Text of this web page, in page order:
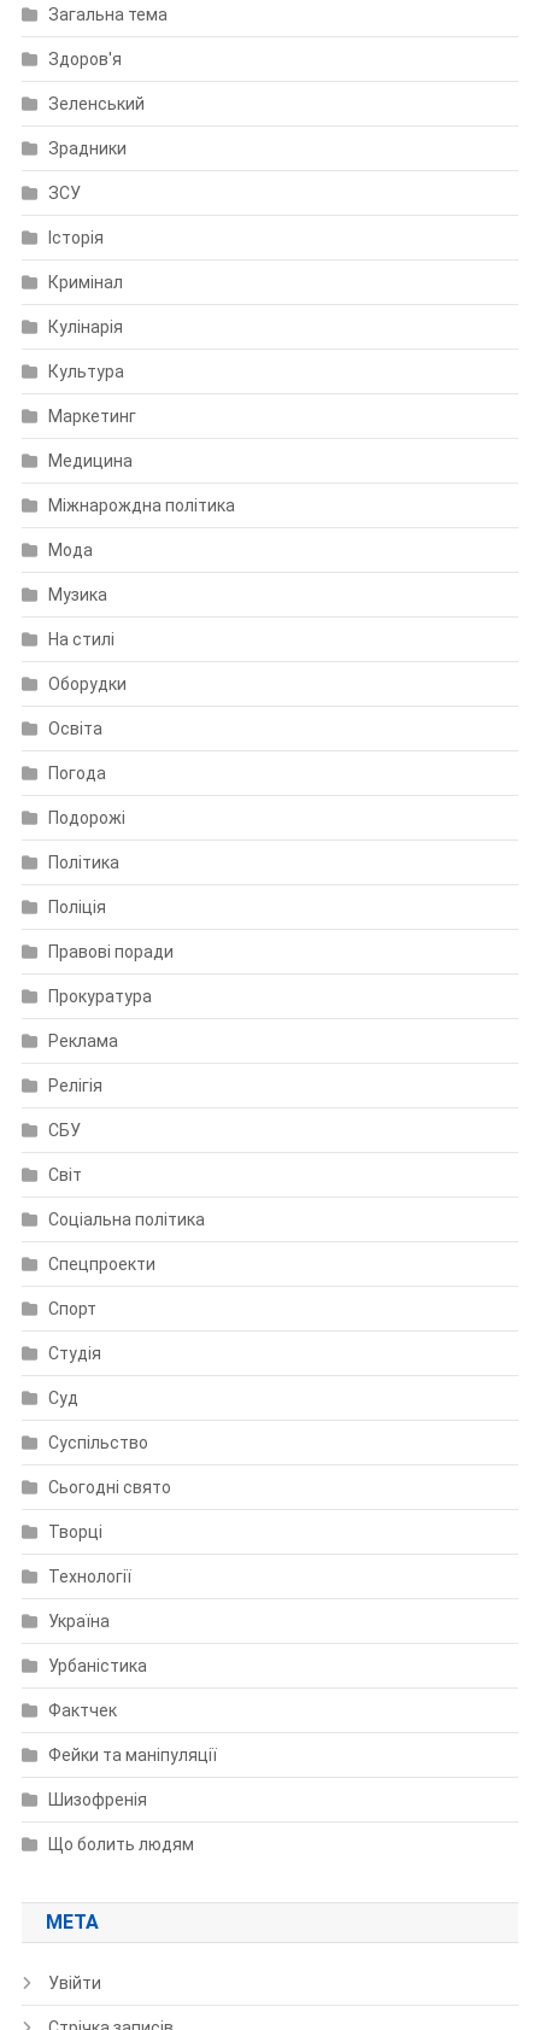
Загальна тема
Здоров'я
Зеленський
Зрадники
ЗСУ
Історія
Кримінал
Кулінарія
Культура
Маркетинг
Медицина
Міжнарождна політика
Мода
Музика
На стилі
Оборудки
Освіта
Погода
Подорожі
Політика
Поліція
Правові поради
Прокуратура
Реклама
Релігія
СБУ
Світ
Соціальна політика
Спецпроекти
Спорт
Студія
Суд
Суспільство
Сьогодні свято
Творці
Технології
Україна
Урбаністика
Фактчек
Фейки та маніпуляції
Шизофренія
Що болить людям
МЕТА
Увійти